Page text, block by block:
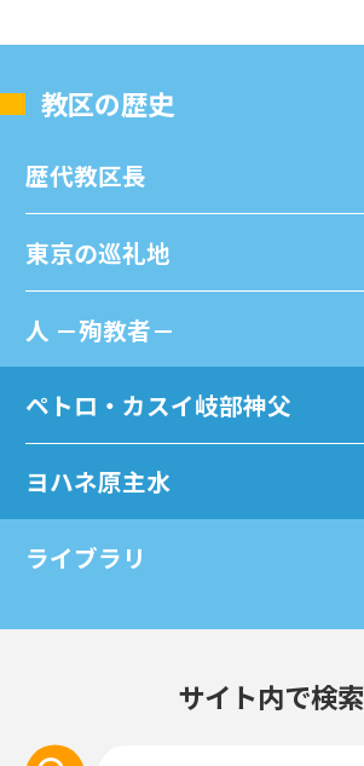
教区の歴史
歴代教区⻑
東京の巡礼地
⼈ －殉教者－
ペトロ・カスイ岐部神父
ヨハネ原主水
ライブラリ
サイト内で検索